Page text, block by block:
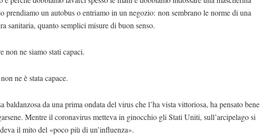
prendiamo un autobus o entriamo in un negozio: non sembrano le norme di una
sanitaria, quanto semplici misure di buon senso.
non ne siamo stati capaci.
ne è stata capace.
baldanzosa da una prima ondata del virus che l’ha vista vittoriosa, ha pensato bene
Mentre il coronavirus metteva in ginocchio gli Stati Uniti, sull’arcipelago si
il mito del «poco più di un’influenza».